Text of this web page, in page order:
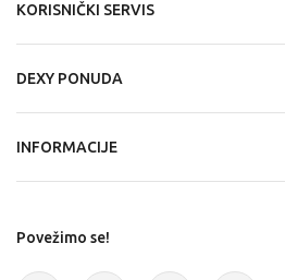
KORISNIČKI SERVIS
DEXY PONUDA
INFORMACIJE
Povežimo se!